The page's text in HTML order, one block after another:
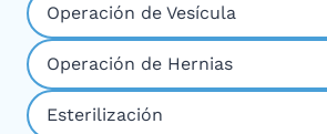
Operación de Vesícula
Operación de Hernias
Esterilización